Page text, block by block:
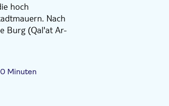
hoch
Nach
Burg (Qal'at Ar-
General
Sie
Jordanien und
Sie in
Minuten